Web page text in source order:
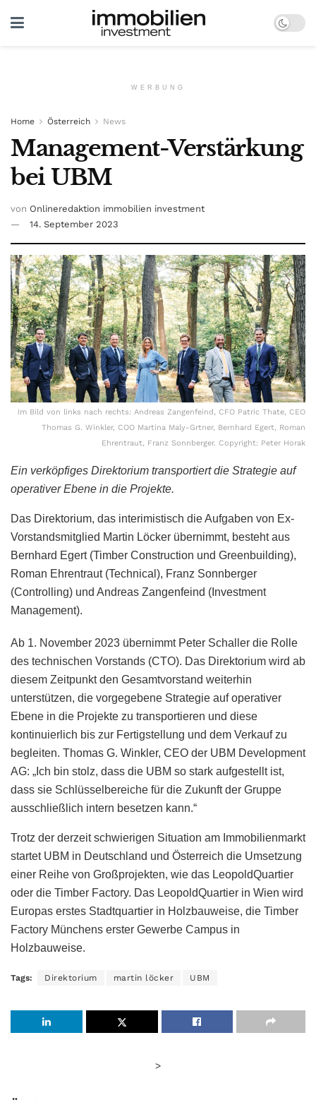
WERBUNG
Home Österreich News
Management-Verstärkung
bei UBM
von Onlineredaktion immobilien investment
14. September 2023
Im Bild von links nach rechts: Andreas Zangenfeind, CFO Patric Thate, CEO
Thomas G. Winkler, COO Martina Maly-Grtner, Bernhard Egert, Roman
Ehrentraut, Franz Sonnberger. Copyright: Peter Horak
Ein verköpfiges Direktorium transportiert die Strategie auf
operativer Ebene in die Projekte.
Das Direktorium, das interimistisch die Aufgaben von Ex-
Vorstandsmitglied Martin Löcker übernimmt, besteht aus
Bernhard Egert (Timber Construction und Greenbuilding),
Roman Ehrentraut (Technical), Franz Sonnberger
(Controlling) und Andreas Zangenfeind (Investment
Management).
Ab 1. November 2023 übernimmt Peter Schaller die Rolle
des technischen Vorstands (CTO). Das Direktorium wird ab
diesem Zeitpunkt den Gesamtvorstand weiterhin
unterstützen, die vorgegebene Strategie auf operativer
Ebene in die Projekte zu transportieren und diese
kontinuierlich bis zur Fertigstellung und dem Verkauf zu
begleiten. Thomas G. Winkler, CEO der UBM Development
AG: „Ich bin stolz, dass die UBM so stark aufgestellt ist,
dass sie Schlüsselbereiche für die Zukunft der Gruppe
ausschließlich intern besetzen kann.“
Trotz der derzeit schwierigen Situation am Immobilienmarkt
startet UBM in Deutschland und Österreich die Umsetzung
einer Reihe von Großprojekten, wie das LeopoldQuartier
oder die Timber Factory. Das LeopoldQuartier in Wien wird
Europas erstes Stadtquartier in Holzbauweise, die Timber
Factory Münchens erster Gewerbe Campus in
Holzbauweise.
Tags: Direktorium martin löcker UBM
>